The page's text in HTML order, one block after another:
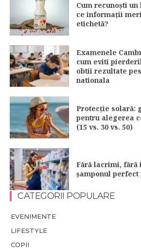
Cum recunoști
ce informații
etichetă?
Examenele
cum eviti
obtii rezultate
nationala
Protecție solară:
pentru alegerea
(15 vs. 30 vs. 50)
Fără lacrimi,
șamponul
CATEGORII POPULARE
EVENIMENTE
LIFESTYLE
COPII